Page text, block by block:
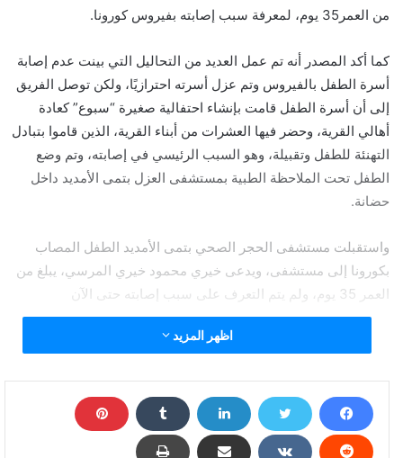
من العمر35 يوم، لمعرفة سبب إصابته بفيروس كورونا.
كما أكد المصدر أنه تم عمل العديد من التحاليل التي بينت عدم إصابة
أسرة الطفل بالفيروس وتم عزل أسرته احترازيًا، ولكن توصل الفريق
إلى أن أسرة الطفل قامت بإنشاء احتفالية صغيرة “سبوع” كعادة
أهالي القرية، وحضر فيها العشرات من أبناء القرية، الذين قاموا بتبادل
التهنئة للطفل وتقبيلة، وهو السبب الرئيسي في إصابته، وتم وضع
الطفل تحت الملاحظة الطبية بمستشفى العزل بتمى الأمديد داخل
حضانة.
واستقبلت مستشفى الحجر الصحي بتمى الأمديد الطفل المصاب
بكورونا إلى مستشفى، ويدعى خيري محمود خيري المرسي، يبلغ من
العمر 35 يوم، ولم يتم التعرف على سبب إصابته حتى الآن
وتم نقل الطفل إلى حضانة في غرفة داخل مستشفى الحجر الصحي
وإجراء بعض الفحوصات له من أجل معرفة العلاج اللازم له.
وأكد مصدر طبي، أن الطفل تم وضعه في غرفة منعزلة لعدم نقل
اظهر المزيد